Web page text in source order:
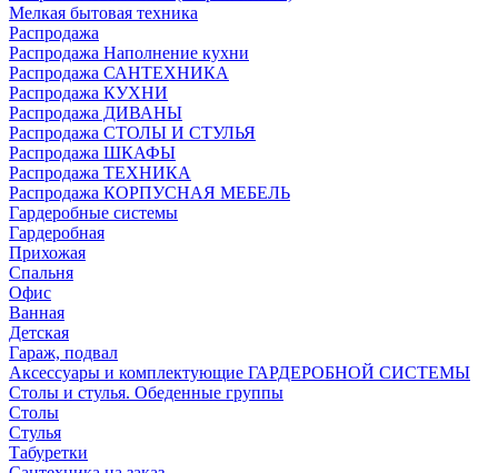
Мелкая бытовая техника
Распродажа
Распродажа Наполнение кухни
Распродажа САНТЕХНИКА
Распродажа КУХНИ
Распродажа ДИВАНЫ
Распродажа СТОЛЫ И СТУЛЬЯ
Распродажа ШКАФЫ
Распродажа ТЕХНИКА
Распродажа КОРПУСНАЯ МЕБЕЛЬ
Гардеробные системы
Гардеробная
Прихожая
Спальня
Офис
Ванная
Детская
Гараж, подвал
Аксессуары и комплектующие ГАРДЕРОБНОЙ СИСТЕМЫ
Столы и стулья. Обеденные группы
Столы
Стулья
Табуретки